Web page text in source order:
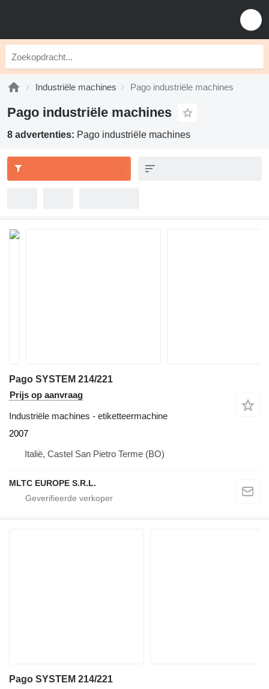
Industriële machines Pago industriële machines
Pago industriële machines
8 advertenties: Pago industriële machines
Pago SYSTEM 214/221
Prijs op aanvraag
Industriële machines - etiketteermachine
2007
Italië, Castel San Pietro Terme (BO)
MLTC EUROPE S.R.L.
Pago SYSTEM 214/221